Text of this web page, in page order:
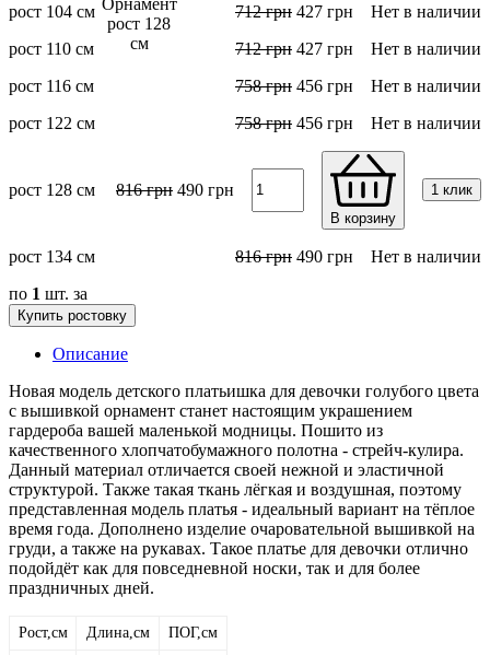
рост 104 см
712грн 427 грн
Нет в наличии
рост 110 см
712грн 427 грн
Нет в наличии
рост 116 см
758грн 456 грн
Нет в наличии
рост 122 см
758грн 456 грн Нет в наличии
рост 128 см 816грн 490 грн
В корзину
1 клик
рост 134 см 816грн 490 грн
Нет в наличии
по 1 шт. за
Купить ростовку
Описание
Новая модель детского платьишка для девочки голубого цвета
с вышивкой орнамент станет настоящим украшением
гардероба вашей маленькой модницы. Пошито из
качественного хлопчатобумажного полотна - стрейч-кулира.
Данный материал отличается своей нежной и эластичной
структурой. Также такая ткань лёгкая и воздушная, поэтому
представленная модель платья - идеальный вариант на тёплое
время года. Дополнено изделие очаровательной вышивкой на
груди, а также на рукавах. Такое платье для девочки отлично
подойдёт как для повседневной носки, так и для более
праздничных дней.
Рост,см Длина,см ПОГ,см